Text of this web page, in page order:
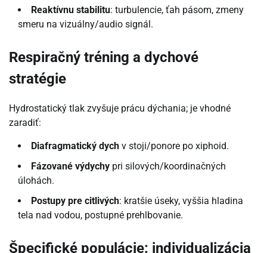
Reaktívnu stabilitu: turbulencie, ťah pásom, zmeny
smeru na vizuálny/audio signál.
Respiračný tréning a dychové
stratégie
Hydrostatický tlak zvyšuje prácu dýchania; je vhodné
zaradiť:
Diafragmatický dych v stoji/ponore po xiphoid.
Fázované výdychy pri silových/koordinačných
úlohách.
Postupy pre citlivých: kratšie úseky, vyššia hladina
tela nad vodou, postupné prehlbovanie.
Špecifické populácie: individualizácia